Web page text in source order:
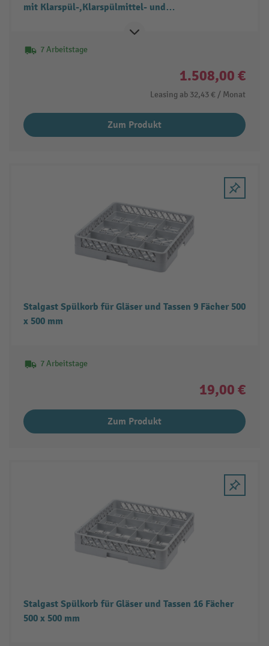
mit Klarspül-,Klarspülmittel- und
7 Arbeitstage
1.508,00 €
Leasing ab 32,43 € / Monat
Zum Produkt
Stalgast Spülkorb für Gläser und Tassen 9 Fächer 500
x 500 mm
7 Arbeitstage
19,00 €
Zum Produkt
Stalgast Spülkorb für Gläser und Tassen 16 Fächer
500 x 500 mm